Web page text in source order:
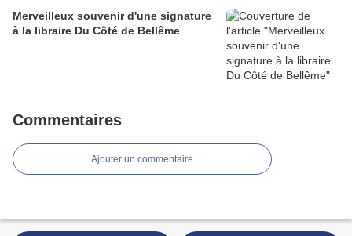
Merveilleux souvenir d'une signature
à la libraire Du Côté de Bellême
Commentaires
Ajouter un commentaire